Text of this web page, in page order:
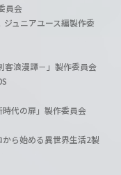
員会
ュニアユース編製作委
客浪漫譚－」製作委員会
代の扉」製作委員会
ら始める異世界生活2製